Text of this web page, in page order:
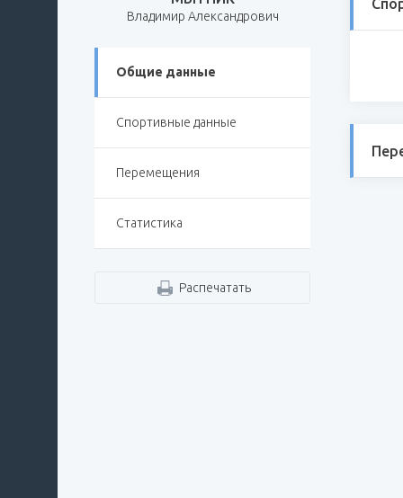
Владимир Александрович
Общие данные
Спортивные данные
Перемещения
Статистика
Распечатать